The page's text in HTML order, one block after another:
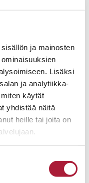
ja mainosten
Lisäksi
ja analytiikka-
käytät
yhdistää näitä
heille tai joita on